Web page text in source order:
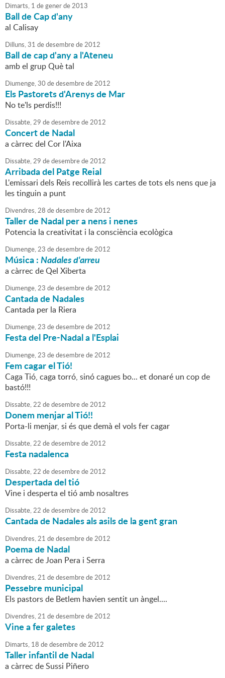
Dimarts, 1 degenerde2013
Ball de Cap d'any
al Calisay
Dilluns,31 dedesembrede2012
Ball de cap d'any a l'Ateneu
amb el grup Què tal
Diumenge,30 dedesembrede2012
Els Pastorets d'Arenys de Mar
No te'ls perdis!!!
Dissabte,29 dedesembrede2012
Concert de Nadal
a càrrec del Cor l'Aixa
Dissabte,29 dedesembrede2012
Arribada del Patge Reial
L'emissari dels Reis recollirà les cartes de tots els nens que ja
les tinguin a punt
Divendres,28 dedesembrede2012
Taller de Nadal per a nens i nenes
Potencia la creativitat i la consciència ecològica
Diumenge,23 dedesembrede2012
Música :Nadales d'arreu
a càrrec de Qel Xiberta
Diumenge,23 dedesembrede2012
Cantada de Nadales
Cantada per la Riera
Diumenge,23 dedesembrede2012
Festa del Pre-Nadal a l'Esplai
Diumenge,23 dedesembrede2012
Fem cagar el Tió!
Caga Tió, caga torró, sinó cagues bo... et donaré un cop de
bastó!!!
Dissabte,22 dedesembrede2012
Donem menjar al Tió!!
Porta-li menjar, si és que demà el vols fer cagar
Dissabte,22 dedesembrede2012
Festa nadalenca
Dissabte,22 dedesembrede2012
Despertada del tió
Vine i desperta el tió amb nosaltres
Dissabte,22 dedesembrede2012
Cantada de Nadales als asils de la gent gran
Divendres,21 dedesembrede2012
Poema de Nadal
a càrrec de Joan Pera i Serra
Divendres,21 dedesembrede2012
Pessebre municipal
Els pastors de Betlem havien sentit un àngel....
Divendres,21 dedesembrede2012
Vine a fer galetes
Dimarts, 18 dedesembrede2012
Taller infantil de Nadal
a càrrec de Sussi Piñero